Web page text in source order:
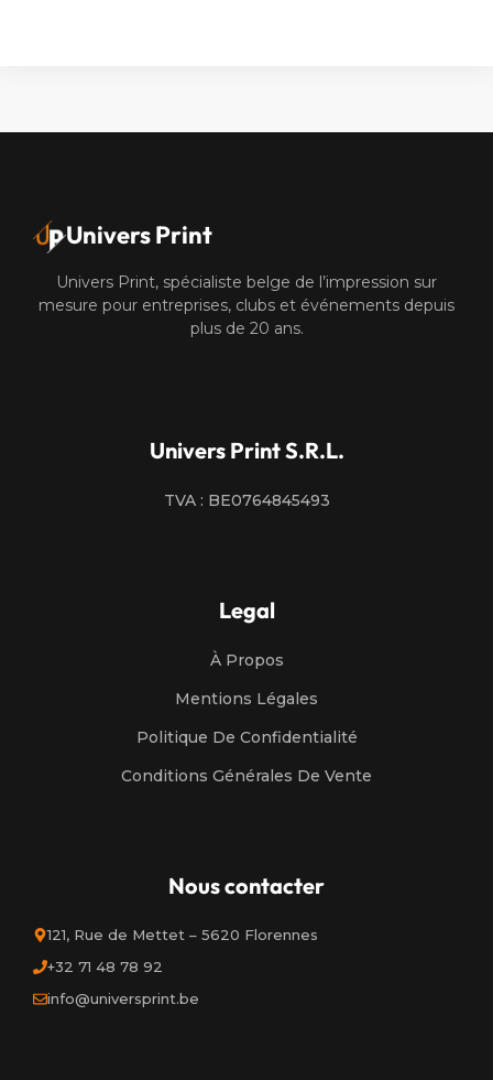
Univers Print
Univers Print, spécialiste belge de l’impression sur
mesure pour entreprises, clubs et événements depuis
plus de 20 ans.
Univers Print S.R.L.
TVA : BE0764845493
Legal
À Propos
Mentions Légales
Politique De Confidentialité
Conditions Générales De Vente
Nous contacter
121, Rue de Mettet – 5620 Florennes
+32 71 48 78 92
info@universprint.be